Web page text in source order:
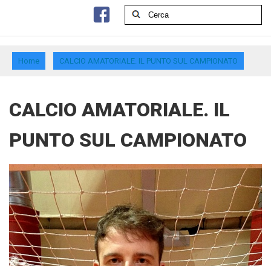
Home CALCIO AMATORIALE. IL PUNTO SUL CAMPIONATO
CALCIO AMATORIALE. IL
PUNTO SUL CAMPIONATO